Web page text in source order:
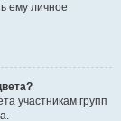
ему личное
участникам групп